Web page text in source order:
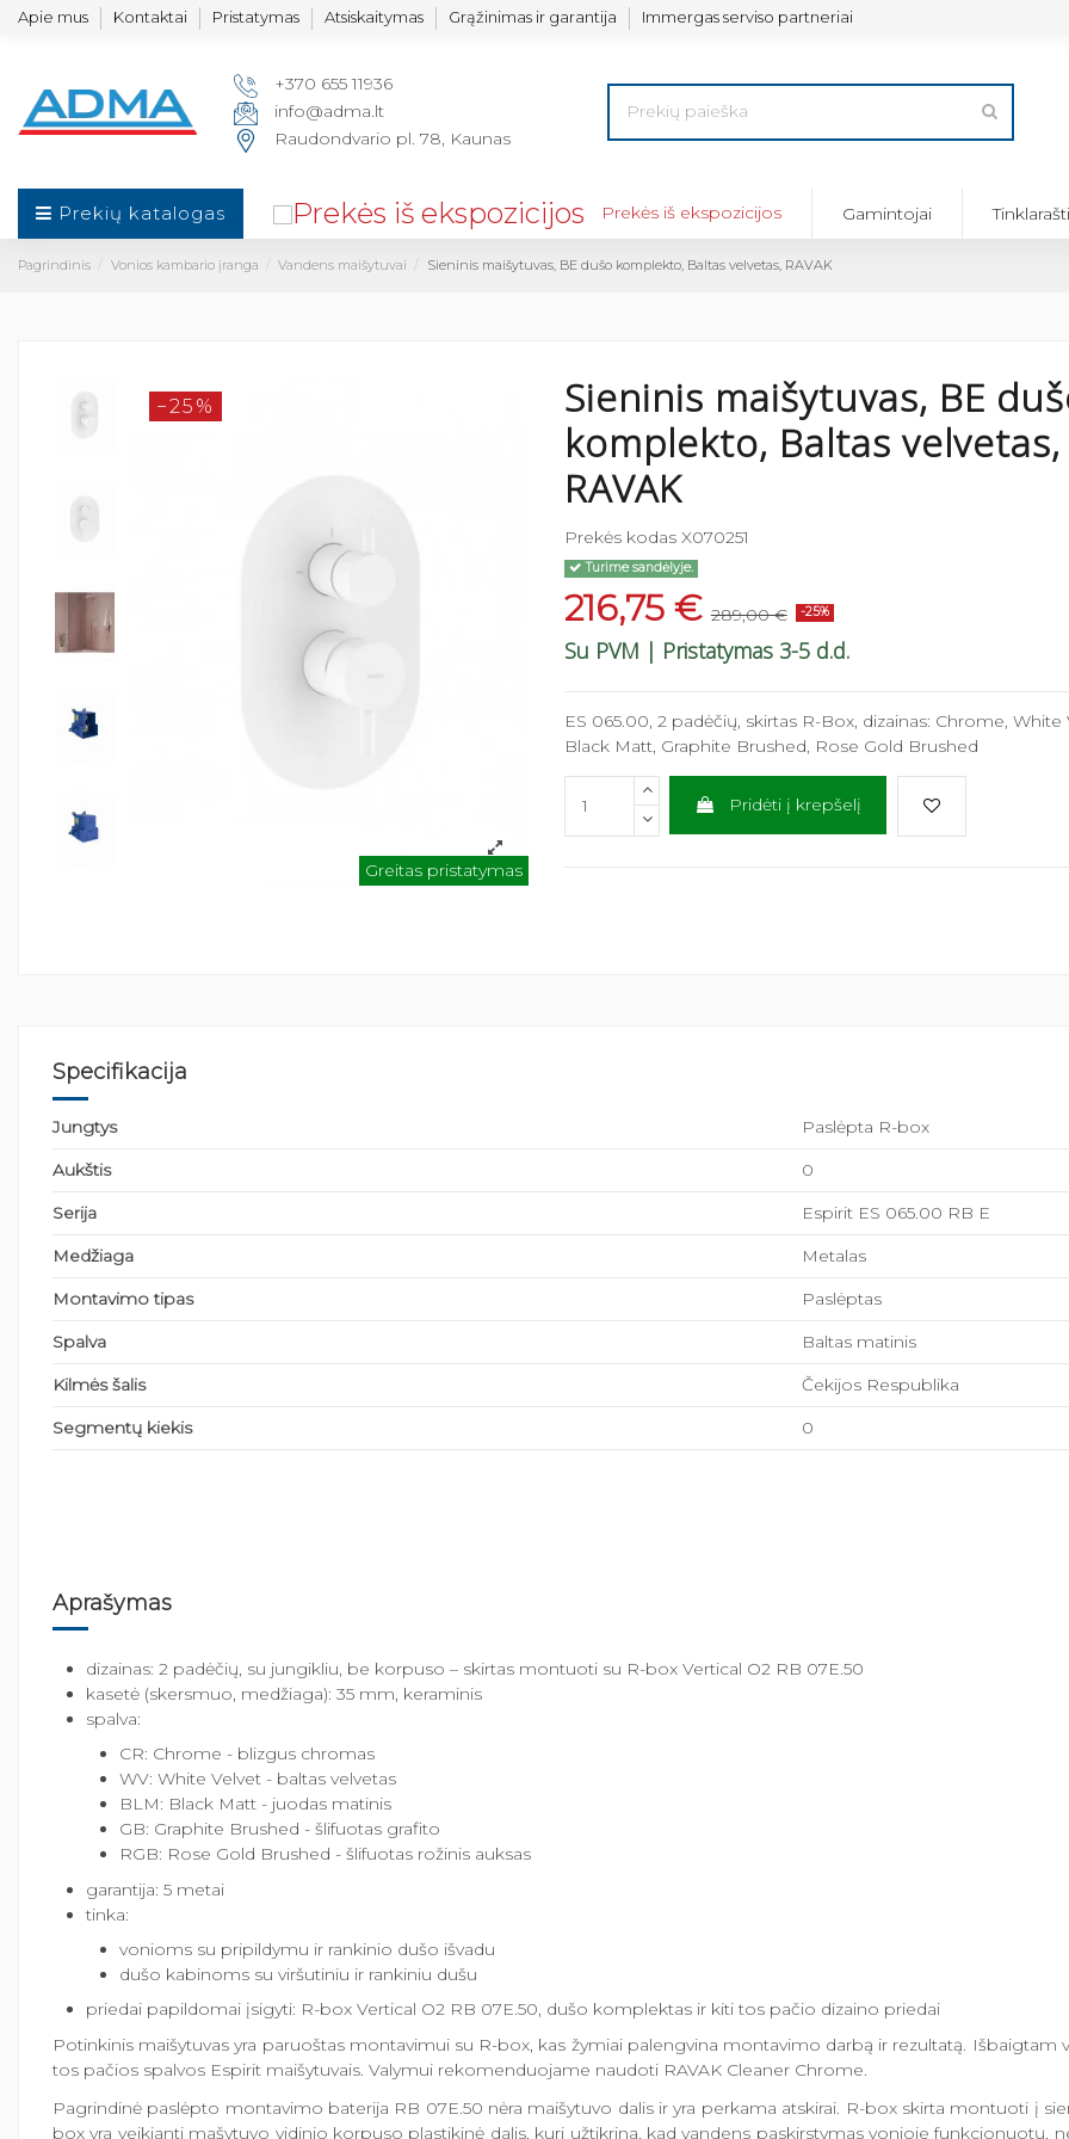
Apie mus Kontaktai Pristatymas Atsiskaitymas Grąžinimas ir garantija Immergas serviso partneriai
+370 655 11936
info@adma.lt
Raudondvario pl. 78, Kaunas
Prekių katalogas Prekės iš ekspozicijos Gamintojai
Pagrindinis Vonios kambario įranga Vandens maišytuvai Sieninis maišytuvas, BE dušo komplekto, Baltas velvetas, RAVAK
Greitas pristatymas
−25%
Sieninis maišytuvas, BE
komplekto, Baltas velvetas,
RAVAK
Prekės kodas X070251
Turime sandėlyje.
216,75 € 289,00 € -25%
Su PVM | Pristatymas 3-5 d.d.
ES 065.00, 2 padėčių, skirtas R-Box, dizainas: Chrome, White
Black Matt, Graphite Brushed, Rose Gold Brushed
Pridėti į krepšelį
Dušo laikiklis
Specifikacija
Jungtys
Paslėpta R-box
Aukštis
0
Serija
Espirit ES 065.00 RB E
Medžiaga
Metalas
Montavimo tipas
Paslėptas
Spalva
Baltas matinis
Kilmės šalis
Čekijos Respublika
Segmentų kiekis
0
Aprašymas
dizainas: 2 padėčių, su jungikliu, be korpuso – skirtas montuoti su R-box Vertical O2 RB 07E.50
kasetė (skersmuo, medžiaga): 35 mm, keraminis
spalva:
CR: Chrome - blizgus chromas
WV: White Velvet - baltas velvetas
BLM: Black Matt - juodas matinis
GB: Graphite Brushed - šlifuotas grafito
RGB: Rose Gold Brushed - šlifuotas rožinis auksas
garantija: 5 metai
tinka:
vonioms su pripildymu ir rankinio dušo išvadu
dušo kabinoms su viršutiniu ir rankiniu dušu
priedai papildomai įsigyti: R-box Vertical O2 RB 07E.50, dušo komplektas ir kiti tos pačio dizaino priedai
Potinkinis maišytuvas yra paruoštas montavimui su R-box, kas žymiai palengvina montavimo darbą ir rezultatą.
tos pačios spalvos Espirit maišytuvais. Valymui rekomenduojame naudoti RAVAK Cleaner Chrome.
Pagrindinė paslėpto montavimo baterija RB 07E.50 nėra maišytuvo dalis ir yra perkama atskirai. R-box skirta montuoti į
box yra veikianti mašytuvo vidinio korpuso plastikinė dalis, kuri užtikrina, kad vandens paskirstymas vonioje funkcionuotų,